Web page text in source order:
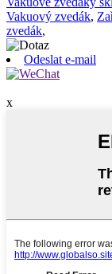
Vakuový zvedák,
zvedák,
Odeslat e-mail
x